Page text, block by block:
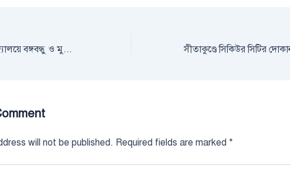
সীতাকুণ্ডে প্রাথমিক বিদ্যালয়ে বঙ্গবন্ধু ও মুক্তিযুদ্ধ কর্ণার উদ্বোধন
will not be published. Required fields are marked *